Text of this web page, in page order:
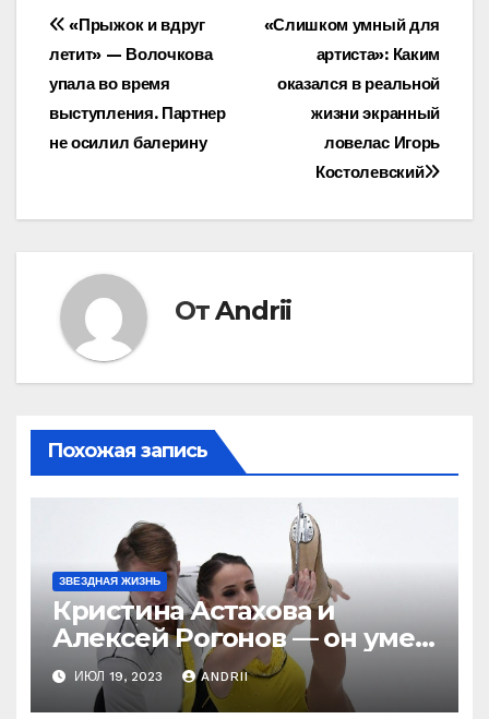
Навигация
по
записям
«Слишком умный для
артиста»: Каким
оказался в реальной
жизни экранный
ловелас Игорь
Костолевский
«Прыжок и вдруг
летит» — Волочкова
упала во время
выступления. Партнер
не осилил балерину
ОтAndrii
Похожая запись
ЗВЕЗДНАЯ ЖИЗНЬ
Кристина Астахова и
Алексей Рогонов — он умер
ради неё, а зря! Как
непредсказуема жизнь!
ИЮЛ 19, 2023 ANDRII